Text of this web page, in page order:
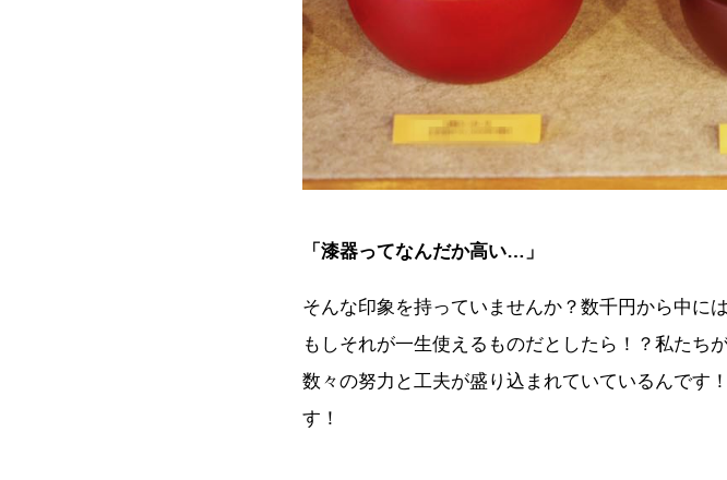
「漆器ってなんだか高い…」
そんな印象を持っていませんか？数千円から中に
もしそれが一生使えるものだとしたら！？私たち
数々の努力と工夫が盛り込まれていているんです
す！